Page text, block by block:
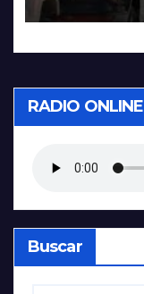
RADIO ONLINE
Buscar